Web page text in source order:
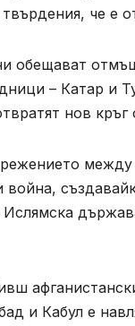
че е
обещават
– Катар и
нов кръг
и Кабул е